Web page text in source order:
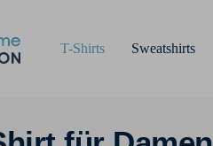
T-Shirts Sweatshirts